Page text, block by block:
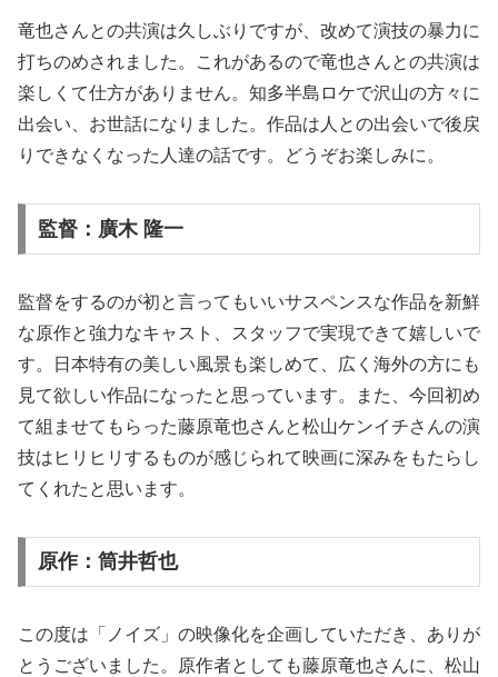
竜也さんとの共演は久しぶりですが、改めて演技の暴力に
打ちのめされました。これがあるので竜也さんとの共演は
楽しくて仕方がありません。知多半島ロケで沢山の方々に
出会い、お世話になりました。作品は人との出会いで後戻
りできなくなった人達の話です。どうぞお楽しみに。
監督：廣木 隆一
監督をするのが初と言ってもいいサスペンスな作品を新鮮
な原作と強力なキャスト、スタッフで実現できて嬉しいで
す。日本特有の美しい風景も楽しめて、広く海外の方にも
見て欲しい作品になったと思っています。また、今回初め
て組ませてもらった藤原竜也さんと松山ケンイチさんの演
技はヒリヒリするものが感じられて映画に深みをもたらし
てくれたと思います。
原作：筒井哲也
この度は「ノイズ」の映像化を企画していただき、ありが
とうございました。原作者としても藤原竜也さんに、松山